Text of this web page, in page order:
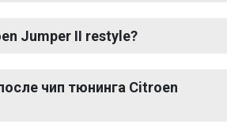
Jumper II restyle?
чип тюнинга Citroen